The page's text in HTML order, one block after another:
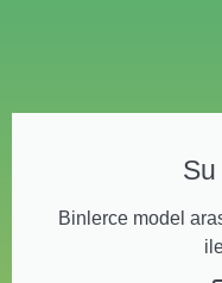
Su
Binlerce model